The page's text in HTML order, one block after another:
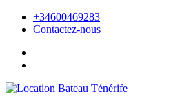
+34600469283
Contactez-nous